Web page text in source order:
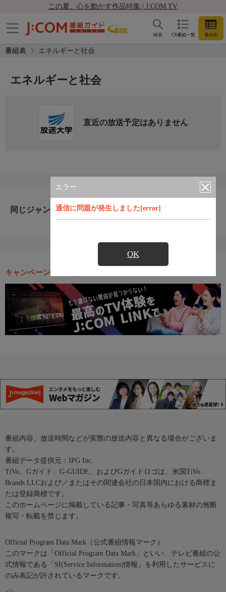
この夏、心を動かす作品特集 | J:COM TV
CS番組一覧 番組表
検索
番組表 エネルギーと社会
エラー
通信に問題が発生しました[error]
OK
エネルギーと社会
直近の放送予定はありません
同じジャンルのおすすめ番組
キャンペーン・お得な情報
番組内容、放送時間などが実際の放送内容と異なる場合がございま
す。
番組データ提供元：IPG Inc.
TiVo、Gガイド、G-GUIDE、およびGガイドロゴは、米国TiVo
Brands LLCおよび／またはその関連会社の日本国内における商標ま
たは登録商標です。
このホームページに掲載している記事・写真等あらゆる素材の無断
複写・転載を禁じます。
Official Program Data Mark（公式番組情報マーク）
このマークは「Official Program Data Mark」といい、テレビ番組の公
式情報である「SI(Service Information)情報」を利用したサービスに
のみ表記が許されているマークです。